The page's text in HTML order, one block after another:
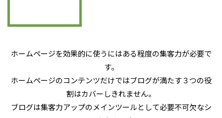
ホームページを効果的に使うにはある程度の集客力が必要で
す。
ホームページのコンテンツだけではブログが満たす３つの役
割はカバーしきれません。
ブログは集客力アップのメインツールとして必要不可欠なシ